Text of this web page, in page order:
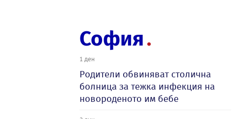
София
1 ден
Родители обвиняват столична
болница за тежка инфекция на
новороденото им бебе